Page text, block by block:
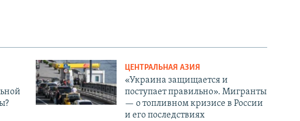
ЦЕНТРАЛЬНАЯ АЗИЯ
«Украина защищается и
поступает правильно». Мигранты
— о топливном кризисе в России
и его последствиях